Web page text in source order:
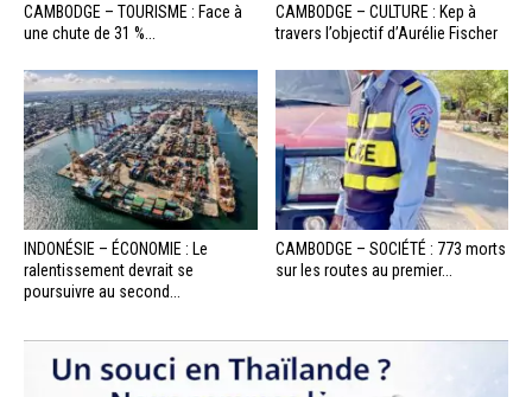
CAMBODGE – TOURISME : Face à
une chute de 31 %...
CAMBODGE – CULTURE : Kep à
travers l’objectif d’Aurélie Fischer
INDONÉSIE – ÉCONOMIE : Le
ralentissement devrait se
poursuivre au second...
CAMBODGE – SOCIÉTÉ : 773 morts
sur les routes au premier...